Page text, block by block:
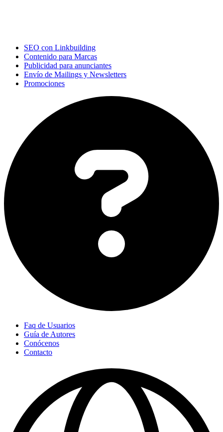
SEO con Linkbuilding
Contenido para Marcas
Publicidad para anunciantes
Envío de Mailings y Newsletters
Promociones
Faq de Usuarios
Guía de Autores
Conócenos
Contacto